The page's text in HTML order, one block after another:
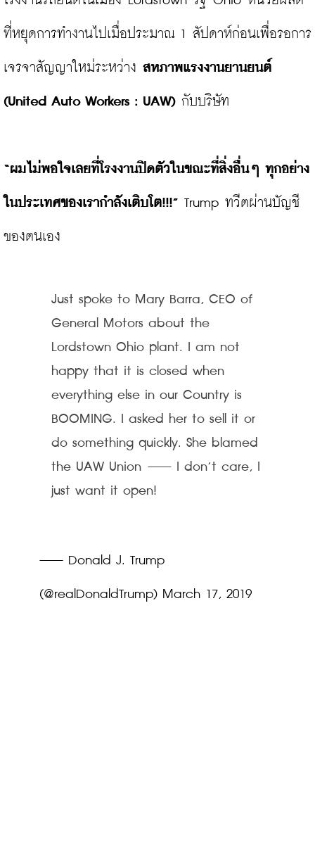
ที่หยุดการทำงานไปเมื่อประมาณ 1 สัปดาห์ก่อนเพื่อรอการ
เจรจาสัญญาใหม่ระหว่าง
(United Auto Workers : UAW) กับบริษัท
“ผมไม่พอใจเลยที่โรงงานปิดตัวในขณะที่สิ่งอื่นๆ ทุกอย่าง
ในประเทศของเรากำลังเติบโต!!!” Trump ทวีตผ่านบัญชี
Just spoke to Mary Barra, CEO of
General Motors about the
Lordstown Ohio plant. I am not
happy that it is closed when
everything else in our Country is
BOOMING. I asked her to sell it or
do something quickly. She blamed
the UAW Union — I don’t care, I
just want it open!
— Donald J. Trump
(@realDonaldTrump) March 17, 2019